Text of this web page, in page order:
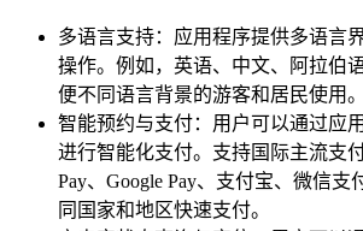
多语言支持：应用程序提供多语言
操作。例如，英语、中文、阿拉伯
便不同语言背景的游客和居民使用。
智能预约与支付：用户可以通过应
进行智能化支付。支持国际主流支
Pay、Google Pay、支付宝、微信
同国家和地区快速支付。